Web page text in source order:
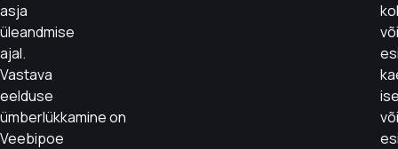
asja
üleandmise
ajal.
Vastava
eelduse
ümberlükkamine on
Veebipoe
või